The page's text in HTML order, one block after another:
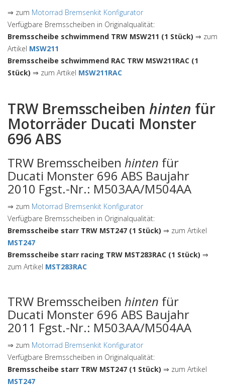
⇒ zum Motorrad Bremsenkit Konfigurator
Verfügbare Bremsscheiben in Originalqualität:
Bremsscheibe schwimmend TRW MSW211 (1 Stück) ⇒ zum
Artikel MSW211
Bremsscheibe schwimmend RAC TRW MSW211RAC (1
Stück) ⇒ zum Artikel MSW211RAC
TRW Bremsscheiben hinten für
Motorräder Ducati Monster
696 ABS
TRW Bremsscheiben hinten für
Ducati Monster 696 ABS Baujahr
2010 Fgst.-Nr.: M503AA/M504AA
⇒ zum Motorrad Bremsenkit Konfigurator
Verfügbare Bremsscheiben in Originalqualität:
Bremsscheibe starr TRW MST247 (1 Stück) ⇒ zum Artikel
MST247
Bremsscheibe starr racing TRW MST283RAC (1 Stück) ⇒
zum Artikel MST283RAC
TRW Bremsscheiben hinten für
Ducati Monster 696 ABS Baujahr
2011 Fgst.-Nr.: M503AA/M504AA
⇒ zum Motorrad Bremsenkit Konfigurator
Verfügbare Bremsscheiben in Originalqualität:
Bremsscheibe starr TRW MST247 (1 Stück) ⇒ zum Artikel
MST247